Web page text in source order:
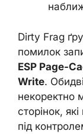
Dirty Frag
помилок
ESP Page-
Write.
некоректно
сторінок,
під